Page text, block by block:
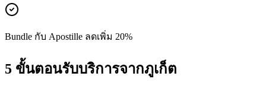
Bundle กับ Apostille ลดเพิ่ม 20%
5 ขั้นตอนรับบริการจากภูเก็ต